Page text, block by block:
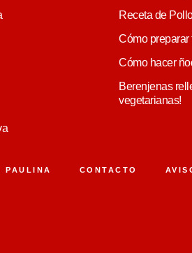
Receta de
Cómo preparar
Cómo hacer
Berenjenas
vegetarianas!
PAULINA CONTACTO